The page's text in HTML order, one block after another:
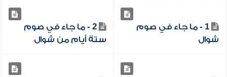
1 - ما جاء في صوم
شوال
2 - ما جاء في صوم
ستة أيام من شوال